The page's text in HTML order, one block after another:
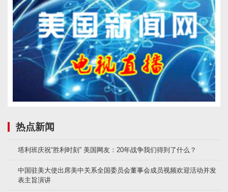
热点新闻
塔利班庆祝“胜利时刻” 美国网友：20年战争我们得到了什么？
中国驻美大使出席美中关系全国委员会董事会成员视频欢迎活动并发
表主旨演讲